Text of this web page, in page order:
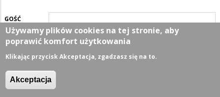
to
komuchy
GOŚĆ
04/07/2020 Będzie kasa w sam raz na…
zadłużonych pisowskich samorządów
Używamy plików cookies na tej stronie, aby
poprawić komfort użytkowania
Klikając przycisk Akceptacja, zgadzasz się na to.
Akceptacja